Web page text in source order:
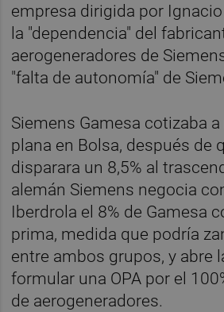
empresa dirigida por
la "dependencia" del
aerogeneradores de
"falta de autonomía" de
Siemens Gamesa cotizaba
plana en Bolsa, después de
disparara un 8,5% al
alemán Siemens negocia
Iberdrola el 8% de Gamesa
prima, medida que podría
entre ambos grupos, y abre
formular una OPA por el
de aerogeneradores.